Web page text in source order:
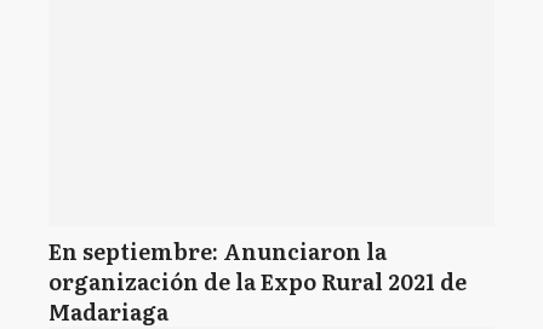
En septiembre: Anunciaron la
organización de la Expo Rural 2021 de
Madariaga